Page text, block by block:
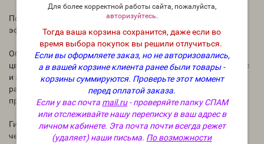
Для более корректной работы сайта, пожалуйста,
авторизуйтесь.
Тогда ваша корзина сохранится, даже если во
время выбора покупок вы решили отлучиться.
Если вы оформляете заказ, но не авторизовались,
а в вашей корзине клиента ранее были товары -
корзины суммируются. Проверьте этот момент
перед оплатой заказа.
Если у вас почта mail.ru- проверяйте папку СПАМ
или отслеживайте нашу переписку в ваш адрес в
личном кабинете. Эта почта почти всегда режет
(удаляет) наши письма. По возможности
Получена путем дистилляции цветков культивируемой
эфироносной розы (Rosa damascena P.Miller)
Обладает восхитительным ароматом свежесорванного
цветка. Влажный, прохладный, чрезвычайно цветочный вкус
и запах. В неразведённом виде вкус слишком сильный, при
разведении становится нежным, деликатным и достаточно
приятным.
Гидролат розы благотворно влияет на нервную систему
человека, стабилизируя её.